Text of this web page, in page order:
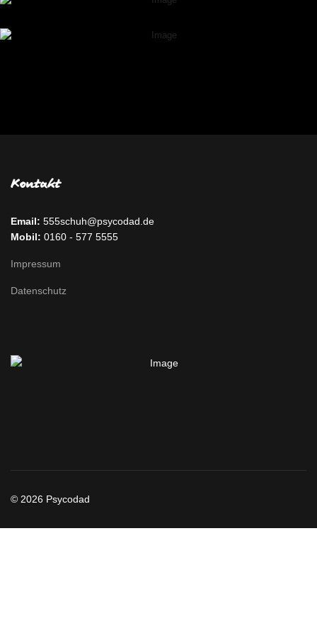
Kontakt
Email: 555schuh@psycodad.de
Mobil: 0160 - 577 5555
Impressum
Datenschutz
© 2026 Psycodad